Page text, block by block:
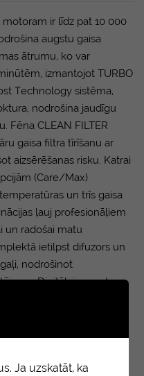
ir līdz pat 10 000
augstu gaisa
ātrumu, ko var
izmantojot TURBO
Technology sistēma,
nodrošina jaudīgu
Fēna CLEAN FILTER
gaisa filtra tīrīšanu ar
aizsērēšanas risku. Katrai
(Care/Max)
un trīs gaisa
ļauj profesionāļiem
un radošai matu
ietilpst difuzors un
nodrošinot
• Digitālais augstas
• Iespaidīga gaisa
spiediens • Turbo-
jonu ģenerators • 2
gaisa plūsmas
funkcija • Aukstā gaisa
Ja uzskatāt, ka